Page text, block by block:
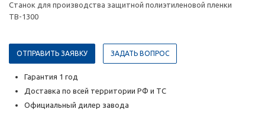
Станок для производства защитной полиэтиленовой пленки
TB-1300
ОТПРАВИТЬ ЗАЯВКУ ЗАДАТЬ ВОПРОС
Гарантия 1 год
Доставка по всей территории РФ и ТС
Официальный дилер завода